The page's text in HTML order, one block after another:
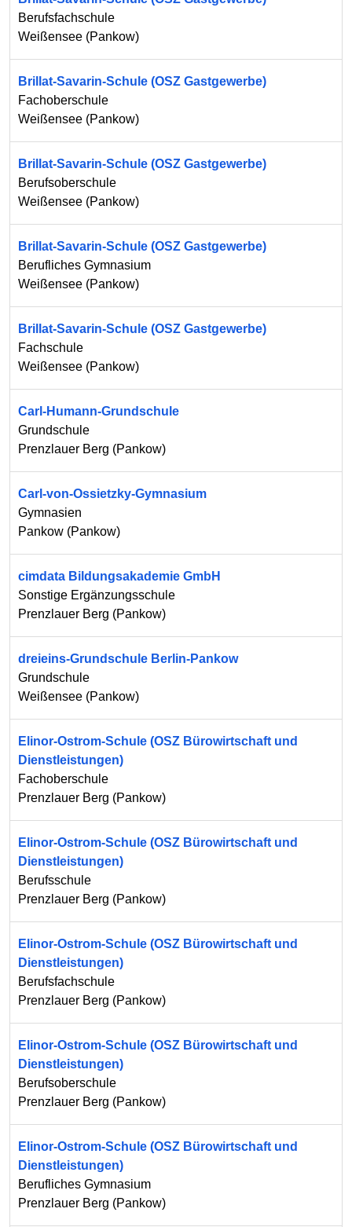
Berufsfachschule
Weißensee (Pankow)
Brillat-Savarin-Schule (OSZ Gastgewerbe)
Fachoberschule
Weißensee (Pankow)
Brillat-Savarin-Schule (OSZ Gastgewerbe)
Berufsoberschule
Weißensee (Pankow)
Brillat-Savarin-Schule (OSZ Gastgewerbe)
Berufliches Gymnasium
Weißensee (Pankow)
Brillat-Savarin-Schule (OSZ Gastgewerbe)
Fachschule
Weißensee (Pankow)
Carl-Humann-Grundschule
Grundschule
Prenzlauer Berg (Pankow)
Carl-von-Ossietzky-Gymnasium
Gymnasien
Pankow (Pankow)
cimdata Bildungsakademie GmbH
Sonstige Ergänzungsschule
Prenzlauer Berg (Pankow)
dreieins-Grundschule Berlin-Pankow
Grundschule
Weißensee (Pankow)
Elinor-Ostrom-Schule (OSZ Bürowirtschaft und
Dienstleistungen)
Fachoberschule
Prenzlauer Berg (Pankow)
Elinor-Ostrom-Schule (OSZ Bürowirtschaft und
Dienstleistungen)
Berufsschule
Prenzlauer Berg (Pankow)
Elinor-Ostrom-Schule (OSZ Bürowirtschaft und
Dienstleistungen)
Berufsfachschule
Prenzlauer Berg (Pankow)
Elinor-Ostrom-Schule (OSZ Bürowirtschaft und
Dienstleistungen)
Berufsoberschule
Prenzlauer Berg (Pankow)
Elinor-Ostrom-Schule (OSZ Bürowirtschaft und
Dienstleistungen)
Berufliches Gymnasium
Prenzlauer Berg (Pankow)